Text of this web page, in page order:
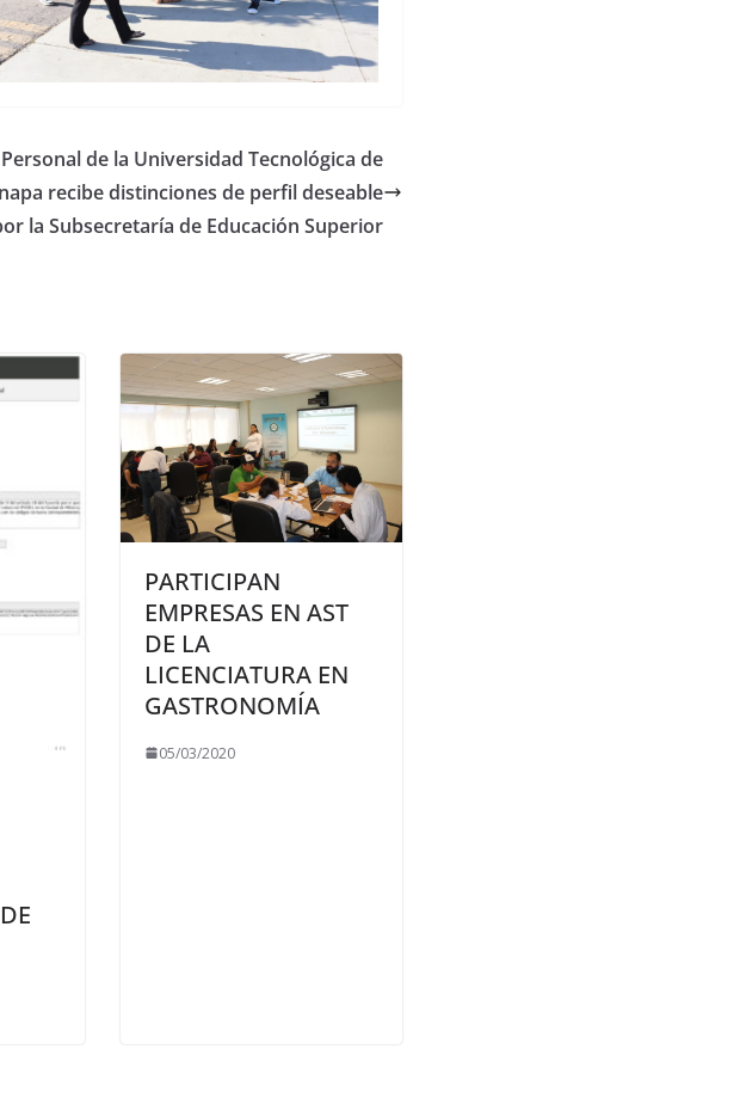
Personal de la Universidad Tecnológica de
recibe distinciones de perfil deseable
la Subsecretaría de Educación Superior
PARTICIPAN
EMPRESAS EN AST
DE LA
LICENCIATURA EN
GASTRONOMÍA
05/03/2020